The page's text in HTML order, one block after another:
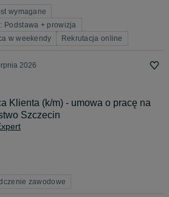
wymagane
Podstawa + prowizja
w weekendy
Rekrutacja online
2026
Klienta (k/m) - umowa o pracę na
Szczecin
zawodowe